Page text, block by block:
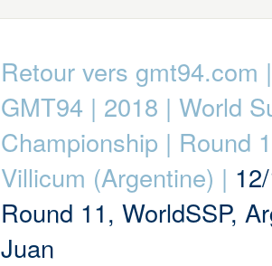
Retour vers gmt94.com
GMT94 | 2018 | World
Championship | Round
Villicum (Argentine) |
Round 11, WorldSSP,
Juan